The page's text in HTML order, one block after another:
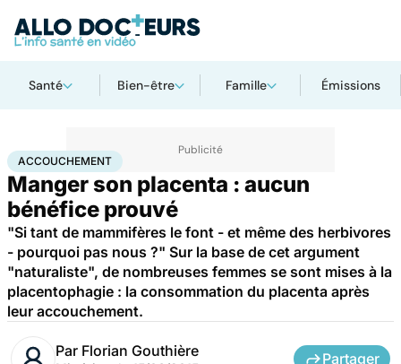
Santé Bien-être Famille Émissions
AccueilFamilleGrossesse Accouchement
ACCOUCHEMENT
Manger son placenta : aucun
bénéfice prouvé
"Si tant de mammifères le font - et même des herbivores
- pourquoi pas nous ?" Sur la base de cet argument
"naturaliste", de nombreuses femmes se sont mises à la
placentophagie : la consommation du placenta après
leur accouchement.
Par Florian Gouthière Partager